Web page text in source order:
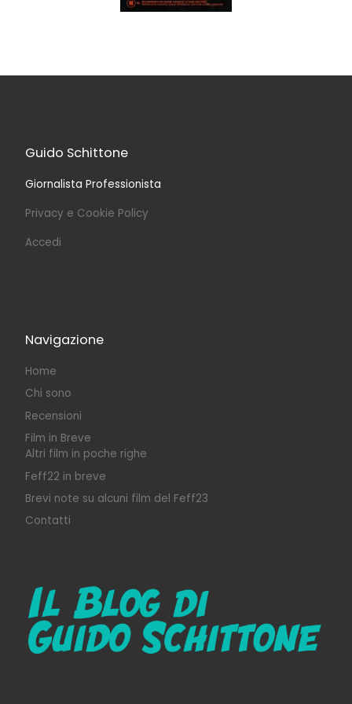
Guido Schittone
Giornalista Professionista
Privacy e Cookie Policy
Accedi
Navigazione
Home
Chi sono
Recensioni
Film in Breve
Altri film in poche righe
Feff22 in breve
Brevi note su alcuni film del Feff23
Contatti